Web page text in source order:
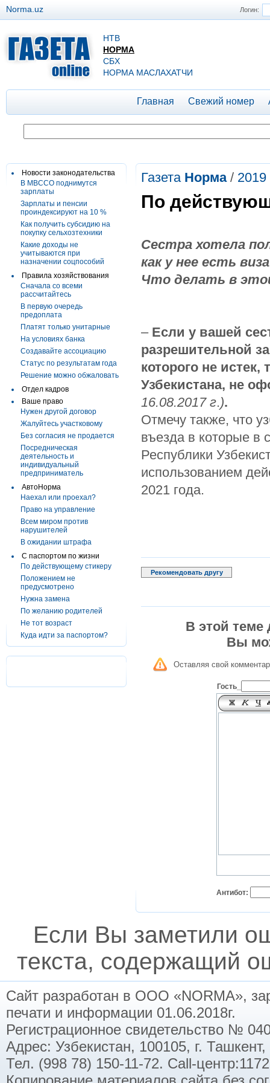
Логин:
Norma.uz
НТВ
НОРМА
СБХ
НОРМА МАСЛАХАТЧИ
Главная Свежий номер
Новости законодательства
В МВССО поднимутся
зарплаты
Зарплаты и пенсии
проиндексируют на 10 %
Как получить субсидию на
покупку сельхозтехники
Какие доходы не
учитываются при
назначении соцпособий
Правила хозяйствования
Сначала со всеми
рассчитайтесь
В первую очередь
предоплата
Платят только унитарные
На условиях банка
Создавайте ассоциацию
Статус по результатам года
Решение можно обжаловать
Отдел кадров
Ваше право
Нужен другой договор
Жалуйтесь участковому
Без согласия не продается
Посредническая
деятельность и
индивидуальный
предприниматель
АвтоНорма
Наехал или проехал?
Право на управление
Всем миром против
нарушителей
В ожидании штрафа
С паспортом по жизни
По действующему стикеру
Положением не
предусмотрено
Нужна замена
По желанию родителей
Не тот возраст
Куда идти за паспортом?
Газета Норма/ 2019
По
Cестра хотела
как у нее есть
Что делать в
–Если у вашей
разрешительной
которого не
Узбекистана, не
16.08.2017 г.).
Отмечу также, что
въезда в которые в
Республики
использованием
2021 года.
Рекомендовать другу
В этой теме
Вы
Оставляя свой
Гость_
Антибот:
Если Вы заметили
текста, содержащий
Сайт разработан в ООО «NORMA»,
печати и информации 01.06.2018г.
Регистрационное свидетельство №
Адрес: Узбекистан, 100105, г.
Тел. (998 78) 150-11-72. Call-